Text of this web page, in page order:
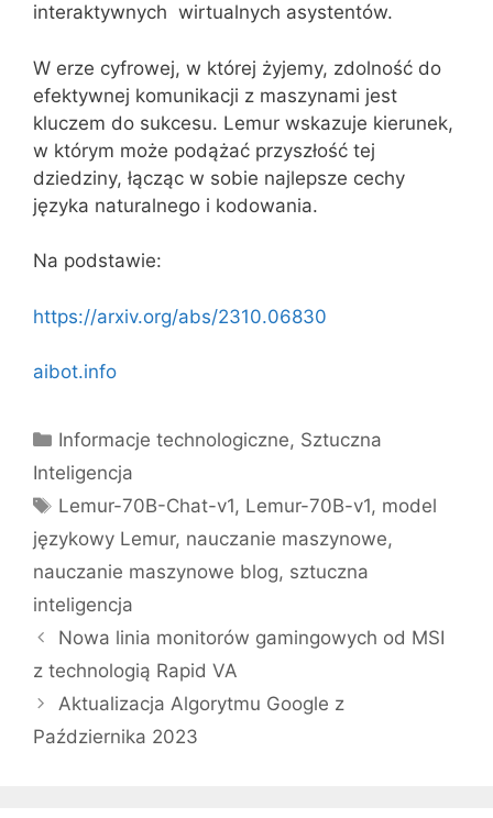
interaktywnych wirtualnych asystentów.
W erze cyfrowej, w której żyjemy, zdolność do
efektywnej komunikacji z maszynami jest
kluczem do sukcesu. Lemur wskazuje kierunek,
w którym może podążać przyszłość tej
dziedziny, łącząc w sobie najlepsze cechy
języka naturalnego i kodowania.
Na podstawie:
https://arxiv.org/abs/2310.06830
aibot.info
Kategorie
Informacje technologiczne, Sztuczna
Inteligencja
Tagi
Lemur-70B-Chat-v1, Lemur-70B-v1, model
językowy Lemur, nauczanie maszynowe,
nauczanie maszynowe blog, sztuczna
inteligencja
Nowa linia monitorów gamingowych od MSI
z technologią Rapid VA
Aktualizacja Algorytmu Google z
Października 2023